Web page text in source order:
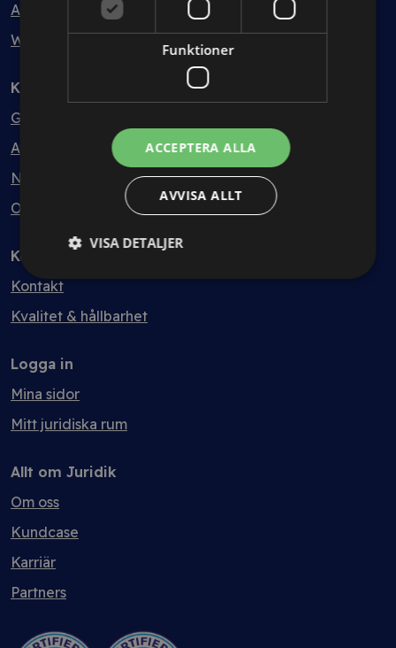
Abonnemang
Webbinarium
Kunskapsbank
Guider
Avtalsmallar
Nyheter
Ordlista
Kontakt
Kontakt
Kvalitet & hållbarhet
Logga in
Mina sidor
Mitt juridiska rum
Allt om Juridik
Om oss
Kundcase
Karriär
Partners
Funktioner
ACCEPTERA ALLA
AVVISA ALLT
VISA DETALJER